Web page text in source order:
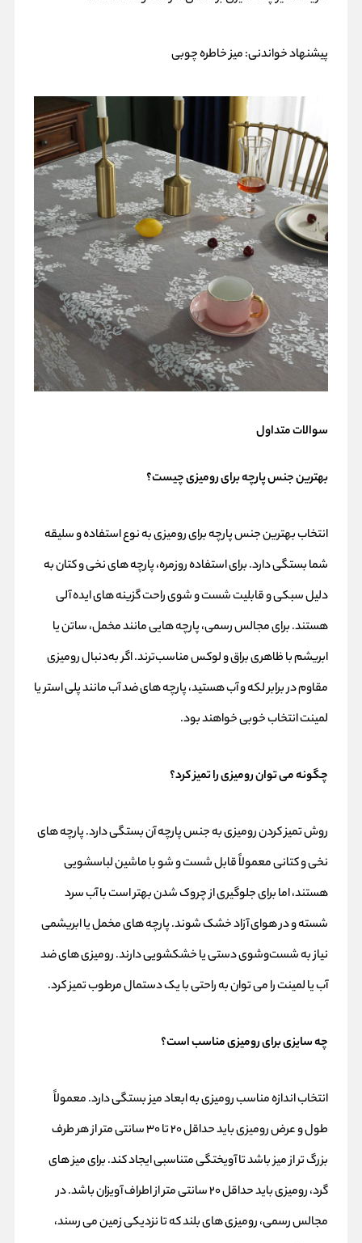
پیشنهاد خواندنی:میز خاطره چوبی
سوالات متداول
بهترین جنس پارچه برای رومیزی چیست؟
انتخاب بهترین جنس پارچه برای رومیزی به نوع استفاده و سلیقه
شما بستگی دارد. برای استفاده روزمره، پارچه‌ های نخی و کتان به
دلیل سبکی و قابلیت شست‌ و شوی راحت گزینه‌ های ایده‌ آلی
هستند. برای مجالس رسمی، پارچه‌ هایی مانند مخمل، ساتن یا
ابریشم با ظاهری براق و لوکس مناسب‌ترند. اگر به‌دنبال رومیزی
مقاوم در برابر لکه و آب هستید، پارچه‌ های ضد آب مانند پلی‌ استر یا
لمینت انتخاب خوبی خواهند بود.
چگونه می‌ توان رومیزی را تمیز کرد؟
روش تمیز کردن رومیزی به جنس پارچه آن بستگی دارد. پارچه‌ های
نخی و کتانی معمولاً قابل شست‌ و شو با ماشین لباسشویی
هستند، اما برای جلوگیری از چروک شدن بهتر است با آب سرد
شسته و در هوای آزاد خشک شوند. پارچه‌ های مخمل یا ابریشمی
نیاز به شست‌وشوی دستی یا خشکشویی دارند. رومیزی‌ های ضد
آب یا لمینت را می‌ توان به‌ راحتی با یک دستمال مرطوب تمیز کرد.
چه سایزی برای رومیزی مناسب است؟
انتخاب اندازه مناسب رومیزی به ابعاد میز بستگی دارد. معمولاً
طول و عرض رومیزی باید حداقل ۲۰ تا ۳۰ سانتی‌ متر از هر طرف
بزرگ‌ تر از میز باشد تا آویختگی متناسبی ایجاد کند. برای میز های
گرد، رومیزی باید حداقل ۲۰ سانتی‌ متر از اطراف آویزان باشد. در
مجالس رسمی، رومیزی‌ های بلند که تا نزدیکی زمین می‌ رسند،